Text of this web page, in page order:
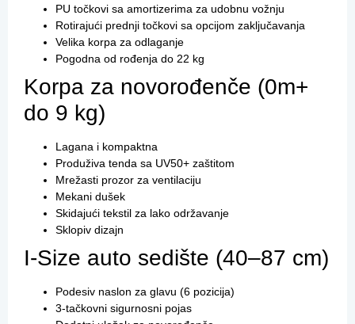
PU točkovi sa amortizerima za udobnu vožnju
Rotirajući prednji točkovi sa opcijom zaključavanja
Velika korpa za odlaganje
Pogodna od rođenja do 22 kg
Korpa za novorođenče (0m+
do 9 kg)
Lagana i kompaktna
Produživa tenda sa UV50+ zaštitom
Mrežasti prozor za ventilaciju
Mekani dušek
Skidajući tekstil za lako održavanje
Sklopiv dizajn
I-Size auto sedište (40–87 cm)
Podesiv naslon za glavu (6 pozicija)
3-tačkovni sigurnosni pojas